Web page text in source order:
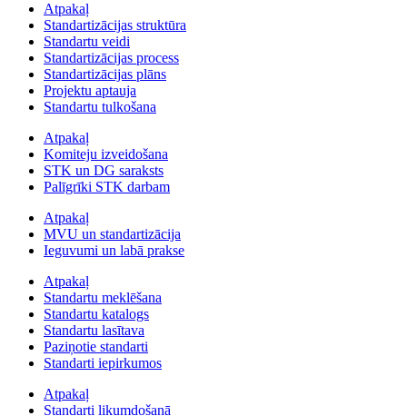
Atpakaļ
Standartizācijas struktūra
Standartu veidi
Standartizācijas process
Standartizācijas plāns
Projektu aptauja
Standartu tulkošana
Atpakaļ
Komiteju izveidošana
STK un DG saraksts
Palīgrīki STK darbam
Atpakaļ
MVU un standartizācija
Ieguvumi un labā prakse
Atpakaļ
Standartu meklēšana
Standartu katalogs
Standartu lasītava
Paziņotie standarti
Standarti iepirkumos
Atpakaļ
Standarti likumdošanā